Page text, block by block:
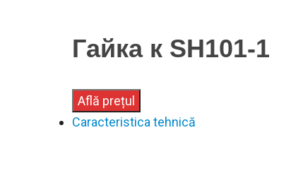
Гайка к SH101-1
Află prețul
Caracteristica tehnică